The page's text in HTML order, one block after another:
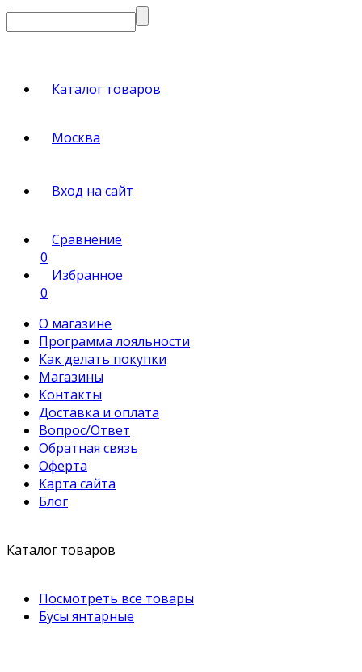
Каталог товаров
Москва
Вход на сайт
Сравнение
0
Избранное
0
О магазине
Программа лояльности
Как делать покупки
Магазины
Контакты
Доставка и оплата
Вопрос/Ответ
Обратная связь
Оферта
Карта сайта
Блог
Каталог товаров
Посмотреть все товары
Бусы янтарные